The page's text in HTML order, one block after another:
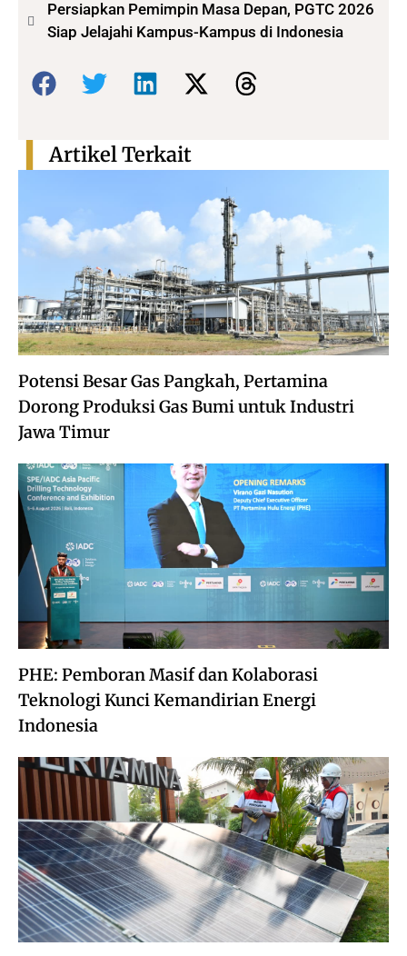
Persiapkan Pemimpin Masa Depan, PGTC 2026
Siap Jelajahi Kampus-Kampus di Indonesia
Bagikan:
Potensi Besar Gas Pangkah, Pertamina
Dorong Produksi Gas Bumi untuk Industri
Jawa Timur
PHE: Pemboran Masif dan Kolaborasi
Teknologi Kunci Kemandirian Energi
Indonesia
Artikel Terkait